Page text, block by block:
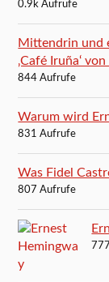
0.9k Aufrufe
Mittendrin und
‚Café Iruña‘
844 Aufrufe
Warum wird
831 Aufrufe
Was Fidel
807 Aufrufe